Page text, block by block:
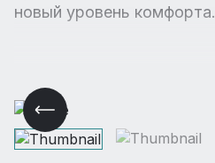
новый уровень комфорта.